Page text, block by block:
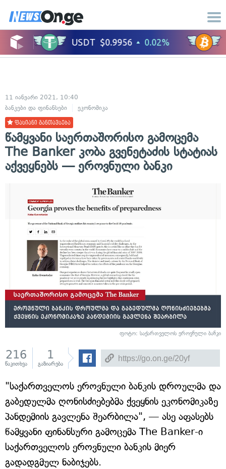
11 იანვარი 2021, 10:40
ბანკები და ფინანსები
ეკონომიკა
ფასიანი განთავსება
წამყვანი საერთაშორისო გამოცემა
The Banker კობა გვენეტაძის სტატიას
აქვეყნებს — ეროვნული ბანკი
ფოტო: საქართველოს ეროვნული ბანკი
216
წაკითხვა
1
გაზიარება
"საქართველოს ეროვნული ბანკის დროულმა და
გაბედულმა ღონისძიებებმა ქვეყნის ეკონომიკაზე
პანდემიის გავლენა შეარბილა", — ასე აფასებს
წამყვანი ფინანსური გამოცემა The Banker-ი
საქართველოს ეროვნული ბანკის მიერ
გადადგმულ ნაბიჯებს.